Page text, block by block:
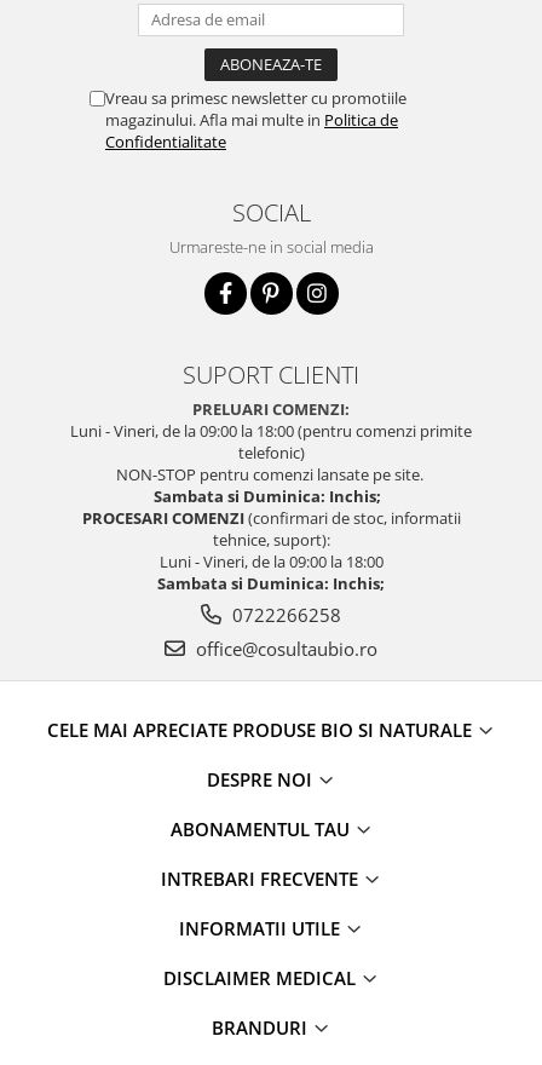
Vreau sa primesc newsletter cu promotiile
magazinului. Afla mai multe in Politica de
Confidentialitate
SOCIAL
Urmareste-ne in social media
SUPORT CLIENTI
PRELUARI COMENZI:
Luni - Vineri, de la 09:00 la 18:00 (pentru comenzi primite
telefonic)
NON-STOP pentru comenzi lansate pe site.
Sambata si Duminica: Inchis;
PROCESARI COMENZI(confirmari de stoc, informatii
tehnice, suport):
Luni - Vineri, de la 09:00 la 18:00
Sambata si Duminica: Inchis;
0722266258
office@cosultaubio.ro
CELE MAI APRECIATE PRODUSE BIO SI NATURALE
DESPRE NOI
ABONAMENTUL TAU
INTREBARI FRECVENTE
INFORMATII UTILE
DISCLAIMER MEDICAL
BRANDURI